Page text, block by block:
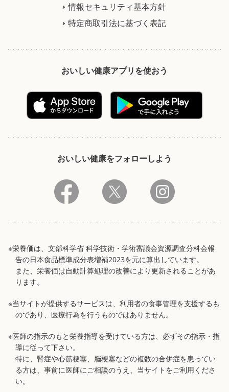
情報セキュリティ基本方針
特定商取引法に基づく表記
おいしい健康アプリを使おう
おいしい健康をフォローしよう
※栄養価は、文部科学省 科学技術・学術審議会資源調査分科会報
告の日本食品標準成分表増補2023を元に算出しています。
また、栄養価は自動計算処理の改善により更新されることがあ
ります。
※当サイトが提供するサービスは、利用者の食事管理を支援するも
のであり、医療行為を行うものではありません。
※医師の指示のもと栄養指導を受けている方は、必ずその指示・指
導に従って下さい。
特に、腎症や心筋梗塞、脳梗塞などの複数の合併症を患ってい
る方は、事前に医師にご相談のうえ、当サイトをご利用くださ
い。